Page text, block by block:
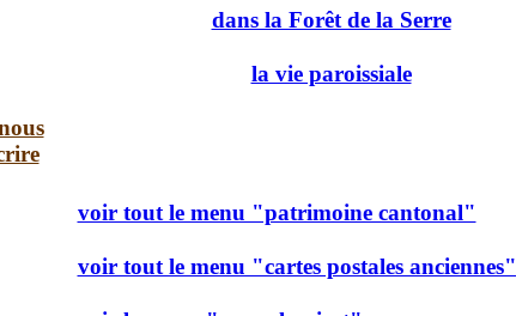
dans la Forêt de la Serre
la vie paroissiale
voir tout le menu "patrimoine cantonal"
voir tout le menu "cartes postales anciennes"